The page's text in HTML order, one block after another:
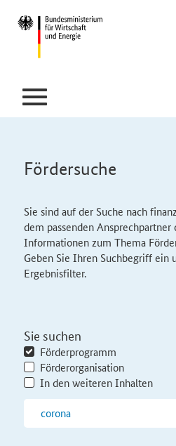
Fördersuche
Sie sind auf der Suche nach
dem passenden
Informationen zum Thema
Geben Sie Ihren Suchbegriff ein
Ergebnisfilter.
Sie suchen
Förderprogramm
Förderorganisation
In den weiteren Inhalten